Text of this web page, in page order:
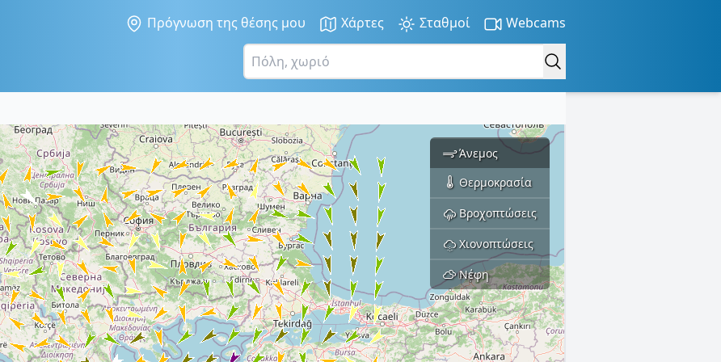
Πρόγνωση της θέσης μου Χάρτες Σταθμοί Webcams
Άνεμος
Θερμοκρασία
Βροχοπτώσεις
Χιονοπτώσεις
Νέφη